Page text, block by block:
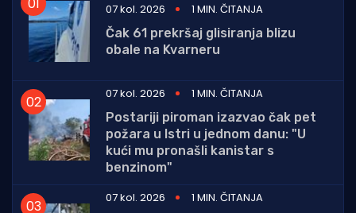
07 kol. 2026
1 MIN. ČITANJA
Čak 61 prekršaj glisiranja blizu
obale na Kvarneru
07 kol. 2026
1 MIN. ČITANJA
Postariji piroman izazvao čak pet
požara u Istri u jednom danu: "U
kući mu pronašli kanistar s
benzinom"
07 kol. 2026
1 MIN. ČITANJA